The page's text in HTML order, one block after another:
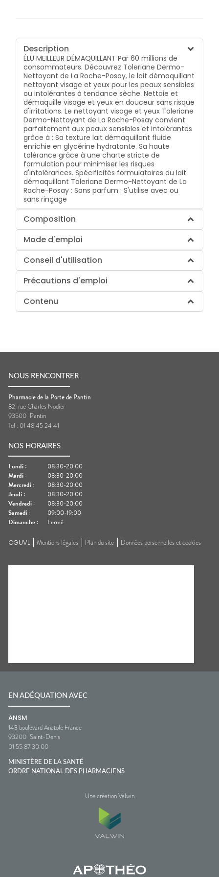
Description
ÉLU MEILLEUR DÉMAQUILLANT Par 60 millions de
consommateurs. Découvrez Toleriane Dermo-
Nettoyant de La Roche-Posay, le lait démaquillant
nettoyant visage et yeux pour les peaux sensibles
ou intolérantes à tendance sèche. Nettoie et
démaquille visage et yeux en douceur sans risque
d'irritations. Le nettoyant visage et yeux Toleriane
Dermo-Nettoyant de La Roche-Posay convient
parfaitement aux peaux sensibles et intolérantes
grâce à : Sa texture lait démaquillant fluide
enrichie en glycérine hydratante. Sa haute
tolérance grâce à une charte stricte de
formulation pour minimiser les risques
d'intolérances. Spécificités formulatoires du lait
démaquillant Toleriane Dermo-Nettoyant de La
Roche-Posay : Sans parfum : S'utilise avec ou
sans rinçage
Composition
Mode d'emploi
Conseil d'utilisation
Précautions d'emploi
Contenu
NOUS RENCONTRER
Pharmacie de la Porte de Pantin
82, rue Charles Nodier
93500 Pantin
Tel : 01 48 45 24 41
NOS HORAIRES
Lundi :
08:30-20:00
Mardi :
08:30-20:00
Mercredi :
08:30-20:00
Jeudi :
08:30-20:00
Vendredi :
08:30-20:00
Samedi :
09:00-19:00
Dimanche : Fermé
CGUVL Mentions légales Plan du site Données personnelles et cookies
EN ADÉQUATION AVEC
ANSM
143 boulevard Anatole France
93200 Saint-Denis
01 55 87 30 00
MINISTÈRE DE LA SANTÉ
ORDRE NATIONAL DES PHARMACIENS
Une création Valwin